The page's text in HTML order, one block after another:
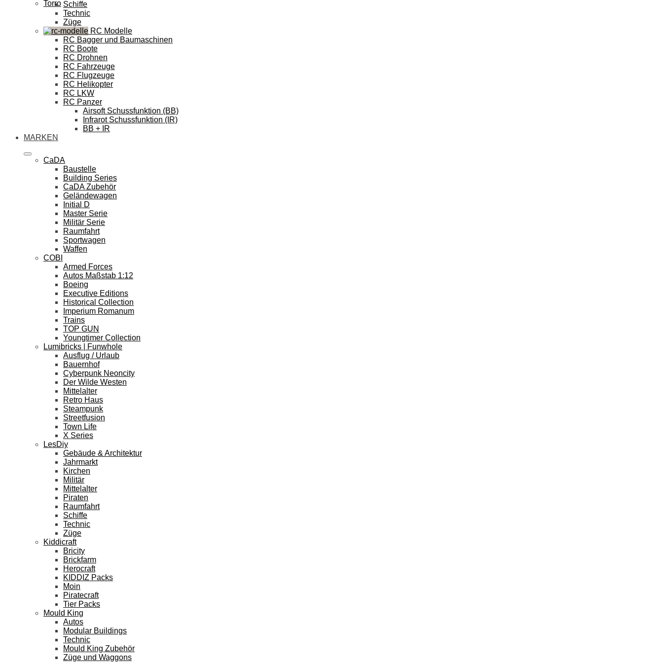
Torro Schiffe
Technic
Züge
RC Modelle
RC Bagger und Baumaschinen
RC Boote
RC Drohnen
RC Fahrzeuge
RC Flugzeuge
RC Helikopter
RC LKW
RC Panzer
Airsoft Schussfunktion (BB)
Infrarot Schussfunktion (IR)
BB + IR
MARKEN
CaDA
Baustelle
Building Series
CaDA Zubehör
Geländewagen
Initial D
Master Serie
Militär Serie
Raumfahrt
Sportwagen
Waffen
COBI
Armed Forces
Autos Maßstab 1:12
Boeing
Executive Editions
Historical Collection
Imperium Romanum
Trains
TOP GUN
Youngtimer Collection
Lumibricks | Funwhole
Ausflug / Urlaub
Bauernhof
Cyberpunk Neoncity
Der Wilde Westen
Mittelalter
Retro Haus
Steampunk
Streetfusion
Town Life
X Series
LesDiy
Gebäude & Architektur
Jahrmarkt
Kirchen
Militär
Mittelalter
Piraten
Raumfahrt
Schiffe
Technic
Züge
Kiddicraft
Bricity
Brickfarm
Herocraft
KIDDIZ Packs
Moin
Piratecraft
Tier Packs
Mould King
Autos
Modular Buildings
Technic
Mould King Zubehör
Züge und Waggons